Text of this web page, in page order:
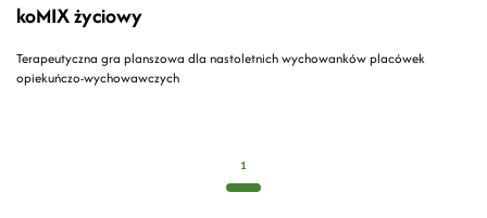
koMIX życiowy
Terapeutyczna gra planszowa dla nastoletnich wychowanków placówek
opiekuńczo-wychowawczych
1